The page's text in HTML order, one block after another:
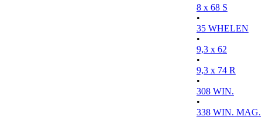
8 x 68 S
•
35 WHELEN
•
9,3 x 62
•
9,3 x 74 R
•
308 WIN.
•
338 WIN. MAG.